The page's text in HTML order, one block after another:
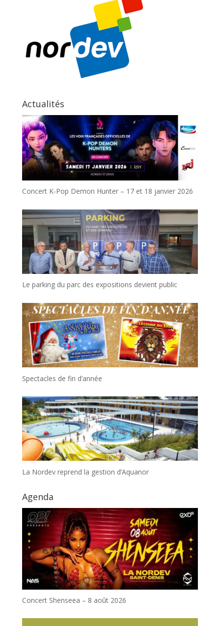
Actualités
Concert K-Pop Demon Hunter – 17 et 18 janvier 2026
Le parking du parc des expositions devient public
Spectacles de fin d’année
La Nordev reprend la gestion d’Aquanor
Agenda
Concert Shenseea – 8 août 2026